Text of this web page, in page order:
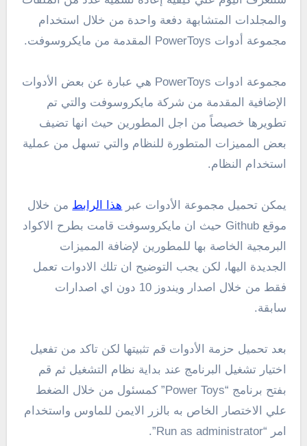
والمجلدات المتشابهة دفعة واحدة من خلال استخدام
مجموعة أدوات PowerToys المقدمة من مايكروسوفت.
مجموعة ادوات PowerToys هي عبارة عن بعض الأدوات
الإضافية المقدمة من شركة مايكروسوفت والتي تم
تطويرها خصيصاً من اجل المطورين حيث انها تضيف
بعض المميزات المتطورة للنظام والتي تسهل من عملية
استخدام النظام.
يمكن تحميل مجموعة الأدوات عبر هذا الرابط من خلال
موقع Github حيث ان مايكروسوفت قامت بطرح الاكواد
البرمجية الخاصة بها للمطورين لإضافة المميزات
الجديدة اليها، لكن يجب التوضيح ان تلك الادوات تعمل
فقط من خلال اصدار ويندوز 10 دون اي اصدارات
سابقة.
بعد تحميل حزمة الأدوات قم تثبيتها لكن تاكد من تفعيل
اختيار تشغيل البرنامج عند بداية نظام التشغيل ثم قم
بفتح برنامج “Power Toys” كمسئول من خلال الضغط
علي الاختصار الخاص به بالزر الايمن للماوس واستخدام
امر “Run as administrator”.